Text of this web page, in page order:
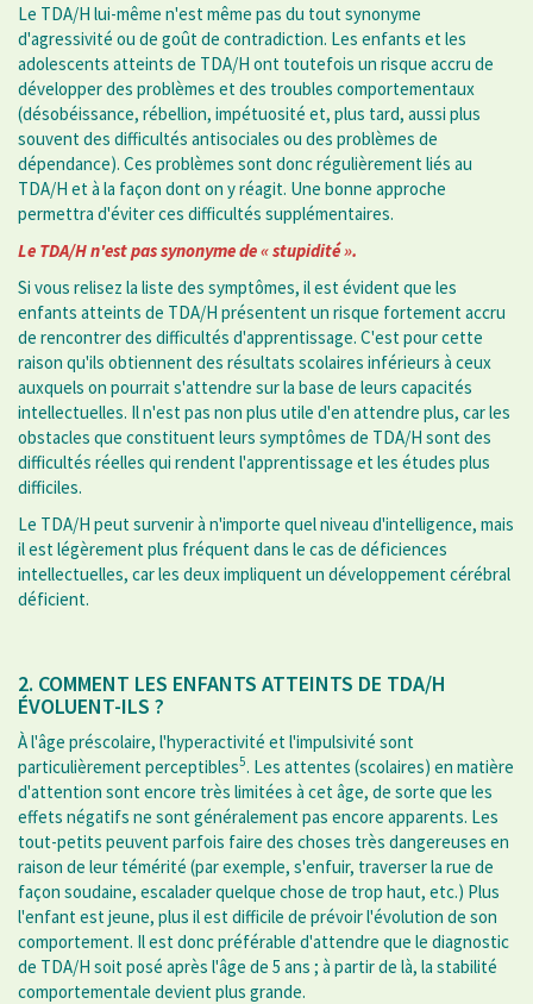
Le TDA/H lui-même n'est même pas du tout synonyme
d'agressivité ou de goût de contradiction. Les enfants et les
adolescents atteints de TDA/H ont toutefois un risque accru de
développer des problèmes et des troubles comportementaux
(désobéissance, rébellion, impétuosité et, plus tard, aussi plus
souvent des difficultés antisociales ou des problèmes de
dépendance). Ces problèmes sont donc régulièrement liés au
TDA/H et à la façon dont on y réagit. Une bonne approche
permettra d'éviter ces difficultés supplémentaires.
Le TDA/H n'est pas synonyme de « stupidité ».
Si vous relisez la liste des symptômes, il est évident que les
enfants atteints de TDA/H présentent un risque fortement accru
de rencontrer des difficultés d'apprentissage. C'est pour cette
raison qu'ils obtiennent des résultats scolaires inférieurs à ceux
auxquels on pourrait s'attendre sur la base de leurs capacités
intellectuelles. Il n'est pas non plus utile d'en attendre plus, car les
obstacles que constituent leurs symptômes de TDA/H sont des
difficultés réelles qui rendent l'apprentissage et les études plus
difficiles.
Le TDA/H peut survenir à n'importe quel niveau d'intelligence, mais
il est légèrement plus fréquent dans le cas de déficiences
intellectuelles, car les deux impliquent un développement cérébral
déficient.
2. COMMENT LES ENFANTS ATTEINTS DE TDA/H
ÉVOLUENT-ILS ?
À l'âge préscolaire, l'hyperactivité et l'impulsivité sont
particulièrement perceptibles5. Les attentes (scolaires) en matière
d'attention sont encore très limitées à cet âge, de sorte que les
effets négatifs ne sont généralement pas encore apparents. Les
tout-petits peuvent parfois faire des choses très dangereuses en
raison de leur témérité (par exemple, s'enfuir, traverser la rue de
façon soudaine, escalader quelque chose de trop haut, etc.) Plus
l'enfant est jeune, plus il est difficile de prévoir l'évolution de son
comportement. Il est donc préférable d'attendre que le diagnostic
de TDA/H soit posé après l'âge de 5 ans ; à partir de là, la stabilité
comportementale devient plus grande.